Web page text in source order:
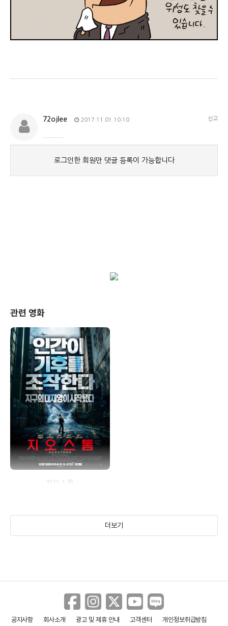
관련 영화
지오스톰
더보기
공지사항 회사소개 광고 및 제휴 안내 고객센터 개인정보취급방침